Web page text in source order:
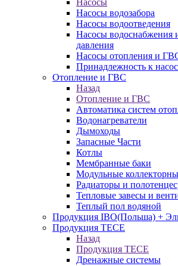
Насосы
Насосы водозабора
Насосы водоотведения
Насосы водоснабжения
давления
Насосы отопления и
Принадлежность к
Отопление и ГВС
Назад
Отопление и ГВС
Автоматика систем
Водонагреватели
Дымоходы
Запасные Части
Котлы
Мембранные баки
Модульные
Радиаторы и
Тепловые завесы и
Теплый пол водяной
Продукция IBO(Польша) +
Продукция TECE
Назад
Продукция TECE
Дренажные системы